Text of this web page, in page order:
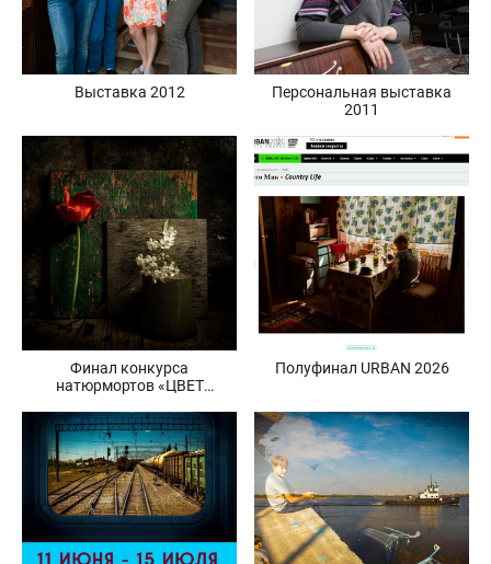
Выставка 2012
Персональная выставка
2011
Финал конкурса
натюрмортов «ЦВЕТ
ПРЕДМЕТОВ»
Полуфинал URBAN 2026